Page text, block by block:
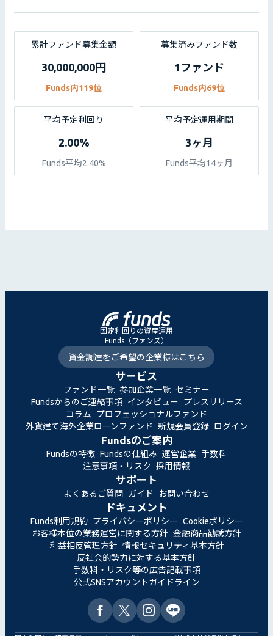
累計ファンド募集金額
30,000,000円
Funds内119位
募集済みファンド数
1ファンド
Funds内69位
平均予定利回り
2.00%
Funds平均2.40%
平均予定運用期間
3ヶ月
Funds平均14ヶ月
固定利回りの資産運用
Funds（ファンズ）
資金調達をご希望の企業様はこちら
サービス
ファンド一覧 参加企業一覧 セミナー
Fundsからのご連絡事項 インタビュー
プレスリリース
コラム
プロフェッショナルファンド
外貨建て海外企業ローンファンド 新規会員登録 ログイン
Fundsのご案内
Fundsの特徴 Fundsの仕組み 運営企業 手数料
注意事項・リスク
採用情報
サポート
よくあるご質問 ガイド お問い合わせ
ドキュメント
Funds利用規約 プライバシーポリシー Cookieポリシー
お客様本位の業務運営に関する方針 金融商品勧誘方針
利益相反管理方針 情報セキュリティ基本方針
反社会的勢力に対する基本方針
手数料・リスク等の広告記載事項
公式SNSアカウントガイドライン